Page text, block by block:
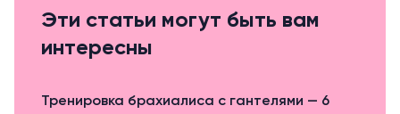
Эти статьи могут быть вам
интересны
Тренировка брахиалиса с гантелями — 6